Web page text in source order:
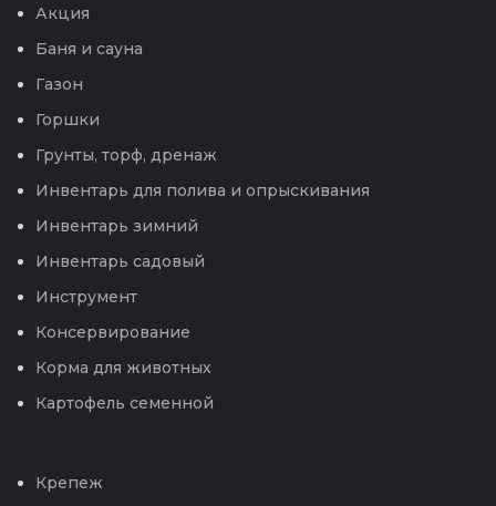
Акция
Баня и сауна
Газон
Горшки
Грунты, торф, дренаж
Инвентарь для полива и опрыскивания
Инвентарь зимний
Инвентарь садовый
Инструмент
Консервирование
Корма для животных
Картофель семенной
Крепеж